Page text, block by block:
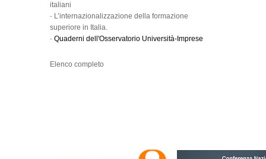
italiani
- L’internazionalizzazione della formazione
superiore in Italia.
- Quaderni dell'Osservatorio Università-Imprese
Elenco completo